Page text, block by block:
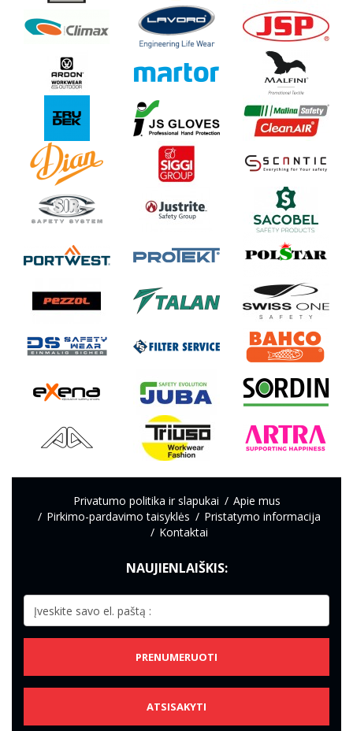
Privatumo politika ir slapukai
Apie mus
Pirkimo-pardavimo taisyklės
Pristatymo informacija
Kontaktai
NAUJIENLAIŠKIS:
PRENUMERUOTI
ATSISAKYTI